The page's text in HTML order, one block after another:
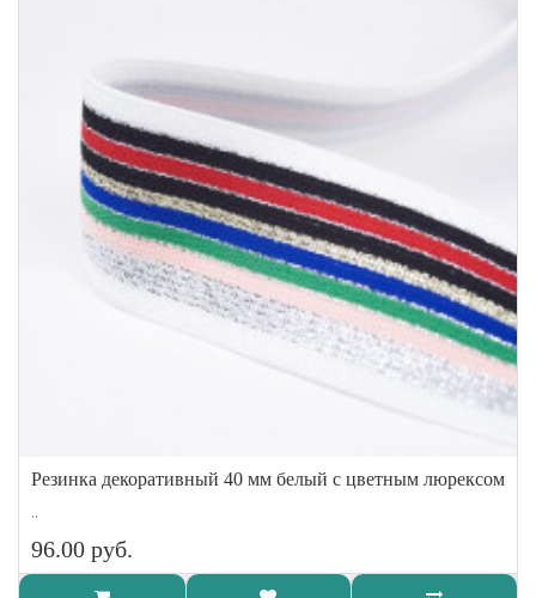
Резинка декоративный 40 мм белый с цветным люрексом
..
96.00 руб.